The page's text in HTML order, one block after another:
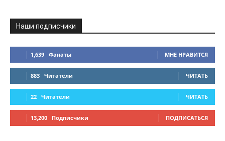
Наши подписчики
1,639 Фанаты МНЕ НРАВИТСЯ
883 Читатели ЧИТАТЬ
22 Читатели ЧИТАТЬ
13,200 Подписчики ПОДПИСАТЬСЯ